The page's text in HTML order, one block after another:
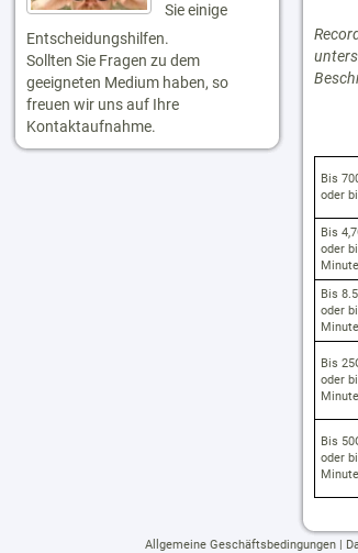
Sie einige
Entscheidungshilfen.
Sollten Sie Fragen zu dem
geeigneten Medium haben, so
freuen wir uns auf Ihre
Kontaktaufnahme.
Bis
oder
Bis
oder
Bis
oder
Bis
oder
Bis
oder
Allgemeine Geschäftsbedingungen |